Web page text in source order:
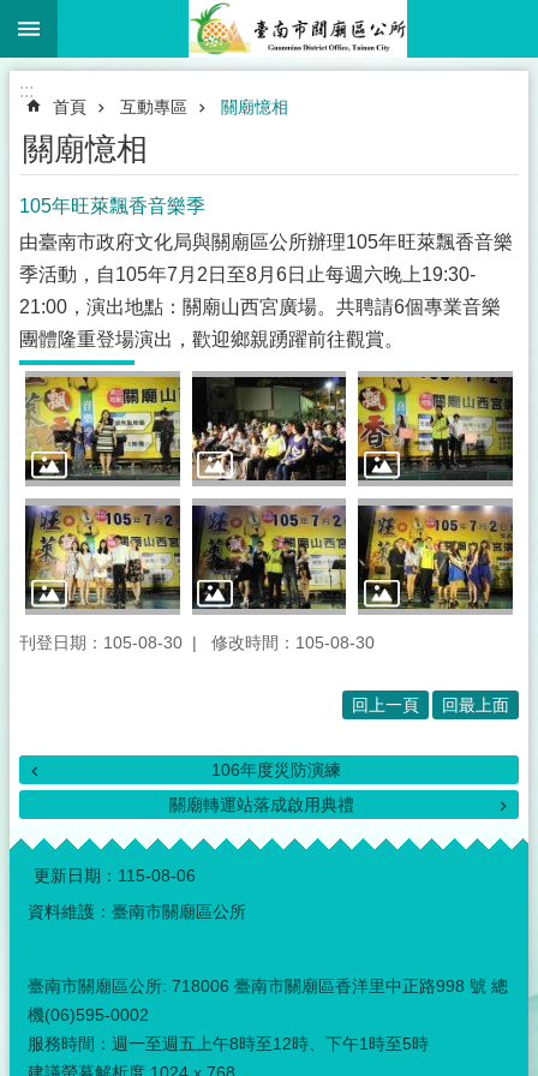
跳到主要內容區塊
:::
首頁 互動專區 關廟憶相
關廟憶相
105年旺萊飄香音樂季
由臺南市政府文化局與關廟區公所辦理105年旺萊飄香音樂
季活動，自105年7月2日至8月6日止每週六晚上19:30-
21:00，演出地點：關廟山西宮廣場。共聘請6個專業音樂
團體隆重登場演出，歡迎鄉親踴躍前往觀賞。
刊登日期：105-08-30 修改時間：105-08-30
回上一頁 回最上面
106年度災防演練
關廟轉運站落成啟用典禮
:::
更新日期： 115-08-06
資料維護：臺南市關廟區公所
臺南市關廟區公所: 718006 臺南市關廟區香洋里中正路998 號 總
機(06)595-0002
服務時間：週一至週五上午8時至12時、下午1時至5時